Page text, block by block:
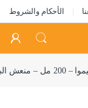
الأحكام والشروط
عطر للاطفال